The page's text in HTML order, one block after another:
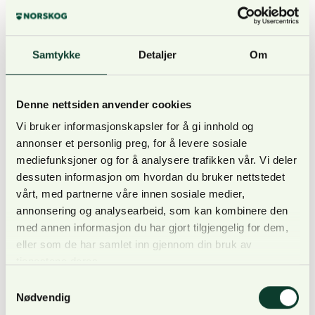
Samtykke Detaljer Om
Denne nettsiden anvender cookies
Vi bruker informasjonskapsler for å gi innhold og
annonser et personlig preg, for å levere sosiale
mediefunksjoner og for å analysere trafikken vår. Vi deler
dessuten informasjon om hvordan du bruker nettstedet
vårt, med partnerne våre innen sosiale medier,
annonsering og analysearbeid, som kan kombinere den
med annen informasjon du har gjort tilgjengelig for dem,
eller som de har samlet inn gjennom din bruk av
Nødvendig
veie fordelene ved utsettingen, blant annet for
samfunn, skognæring og klima, opp mot risikoen for
skader på det biologiske mangfoldet.
NORSKOG finner at denne presiseringen er viktig.
Det er riktignok regulert i Naturmangfoldloven § 14
at «Tiltak etter loven her skal avveies mot andre
viktige samfunnsinteresser.», men presiseringen her
gir større vekt til samfunn generelt, skognæringen
isolert, og klima som en viktig faktor.